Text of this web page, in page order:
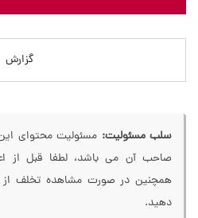
گزارش
سلب مسئولیت: مسئولیت محتوای
صاحب آن می باشد، لطفا قبل از
همچنین در صورت مشاهده تخلف
دهید.